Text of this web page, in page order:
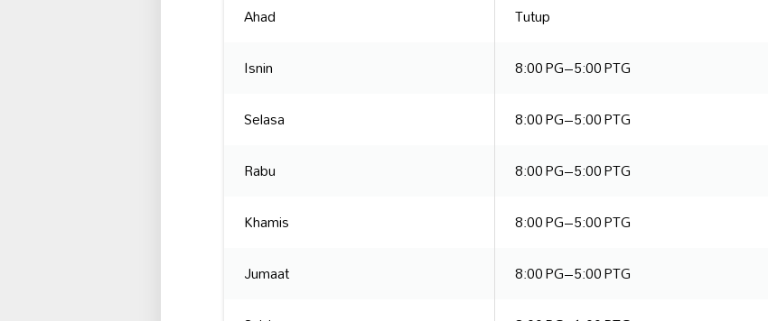
Ahad
Tutup
Isnin
8:00 PG–5:00 PTG
Selasa
8:00 PG–5:00 PTG
Rabu
8:00 PG–5:00 PTG
Khamis
8:00 PG–5:00 PTG
Jumaat
8:00 PG–5:00 PTG